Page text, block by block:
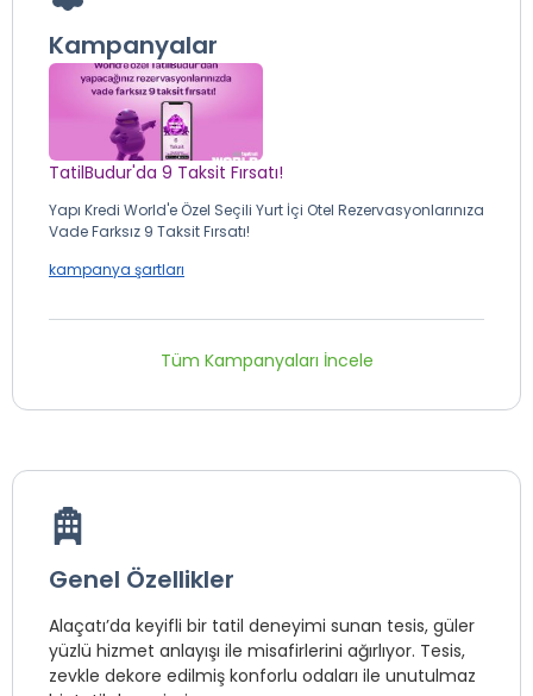
Kampanyalar
TatilBudur'da 9 Taksit Fırsatı!
Yapı Kredi World'e Özel Seçili Yurt İçi Otel Rezervasyonlarınıza
Vade Farksız 9 Taksit Fırsatı!
kampanya şartları
Tüm Kampanyaları İncele
Genel Özellikler
Alaçatı’da keyifli bir tatil deneyimi sunan tesis, güler
yüzlü hizmet anlayışı ile misafirlerini ağırlıyor. Tesis,
zevkle dekore edilmiş konforlu odaları ile unutulmaz